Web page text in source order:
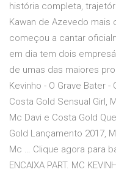
história completa,
Kawan de Azevedo
começou a cantar
em dia tem dois
de umas das maiores
Kevinho - O Grave Bater
Costa Gold Sensual Girl,
Mc Davi e Costa Gold
Gold Lançamento 2017,
Mc … Clique agora para
ENCAIXA PART. MC